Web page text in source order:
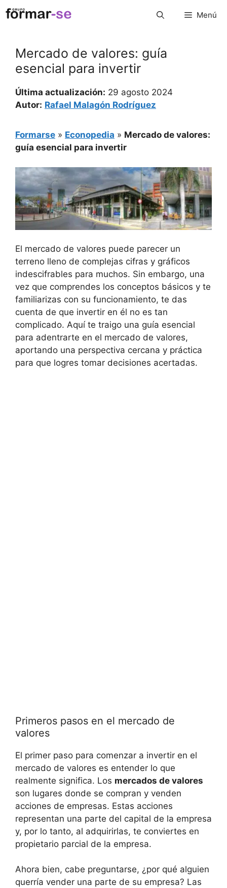
Saltar
al
Menú
Merca­do de valores: guía
esencial para invertir
Última actualización: 29 agosto 2024
Autor: Rafael Malagón Rodríguez
Formarse » Econopedia » Merca­do de valores:
guía esencial para invertir
El mercado de valores puede parecer un
terreno lleno de complejas cifras y gráficos
indescifrables para muchos. Sin embargo, una
vez que comprendes los conceptos básicos y te
familiarizas con su funcionamiento, te das
cuenta de que invertir en él no es tan
complicado. Aquí te traigo una guía esencial
para adentrarte en el mercado de valores,
aportando una perspectiva cercana y práctica
para que logres tomar decisiones acertadas.
Primeros pasos en el mercado de
valores
El primer paso para comenzar a invertir en el
mercado de valores es entender lo que
realmente significa. Los mercados de valores
son lugares donde se compran y venden
acciones de empresas. Estas acciones
representan una parte del capital de la empresa
y, por lo tanto, al adquirirlas, te conviertes en
propietario parcial de la empresa.
Ahora bien, cabe preguntarse, ¿por qué alguien
querría vender una parte de su empresa? Las